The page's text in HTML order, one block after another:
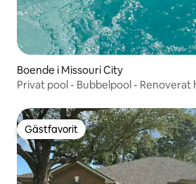
Boende i Missouri City
Privat pool - Bubbelpool - Renoverat
Gästfavorit
Gästfavorit